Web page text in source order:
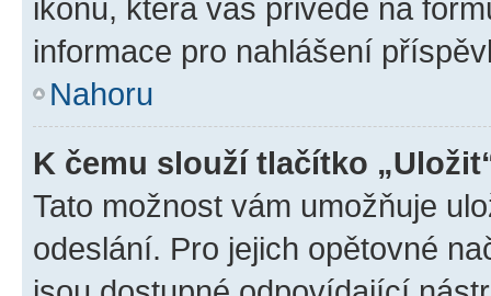
ikonu, která vás přivede na
informace pro nahlášení
Nahoru
K čemu slouží tlačítko
Tato možnost vám umožňuje
odeslání. Pro jejich opětovné